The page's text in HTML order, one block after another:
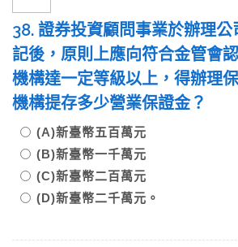
38. 證券投資顧問事業於辦理公
記後，原則上應向符合金管會
機構達一定等級以上，得辦理
機構提存多少營業保證金？
(A)新臺幣五百萬元
(B)新臺幣一千萬元
(C)新臺幣二百萬元
(D)新臺幣二千萬元。